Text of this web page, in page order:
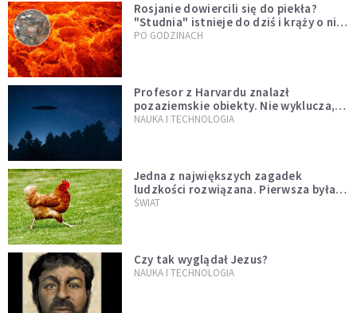
Rosjanie dowiercili się do piekła?
"Studnia" istnieje do dziś i krąży o niej
legenda, w której jest ziarno prawdy
PO GODZINACH
Profesor z Harvardu znalazł
pozaziemskie obiekty. Nie wyklucza,
że "to technologia obcych"
NAUKA I TECHNOLOGIA
Jedna z największych zagadek
ludzkości rozwiązana. Pierwsza była
kura, a nie jajko
ŚWIAT
Czy tak wyglądał Jezus?
NAUKA I TECHNOLOGIA